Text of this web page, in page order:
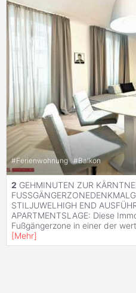
#Ferienwohnung #Balkon
2 GEHMINUTEN ZUR
STILJUWELHIGH END
APARTMENTSLAGE: Diese
Fußgängerzone in einer der
[Mehr]